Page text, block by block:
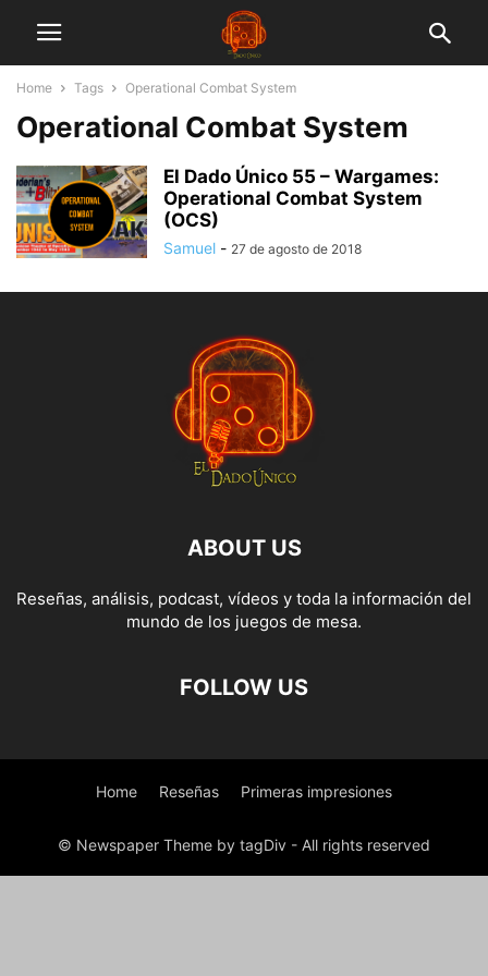
Home Tags Operational Combat System
Operational Combat System
El Dado Único 55 – Wargames:
Operational Combat System
(OCS)
Samuel - 27 de agosto de 2018
ABOUT US
Reseñas, análisis, podcast, vídeos y toda la información del
mundo de los juegos de mesa.
FOLLOW US
Home Reseñas Primeras impresiones
© Newspaper Theme by tagDiv - All rights reserved